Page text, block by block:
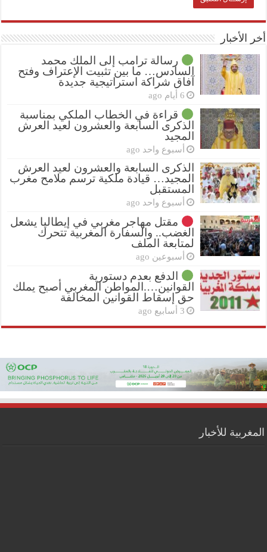
أخر الأخبار
رسالة ترامب إلى الملك محمد
السادس… ما بين تثبيت الإعتراف وفتح
آفاق شراكة استراتيجية جديدة
6 أيام ago
قراءة في الخطاب الملكي بمناسبة
الذكرى السابعة والعشرون لعيد العرش
المجيد
أسبوع واحد ago
الذكرى السابعة والعشرون لعيد العرش
المجيد… قيادة ملكية ترسم ملامح مغرب
المستقبل
أسبوع واحد ago
مقتل مهاجر مغربي في إيطاليا يشعل
الغضب.. والسفارة المغربية تتحرك
لمتابعة الملف
أسبوعين ago
الدفع بعدم دستورية
القوانين….المواطن المغربي أصبح يملك
حق إسقاط القوانين المخالفة
3 أسابيع ago
المغربية للأخبار